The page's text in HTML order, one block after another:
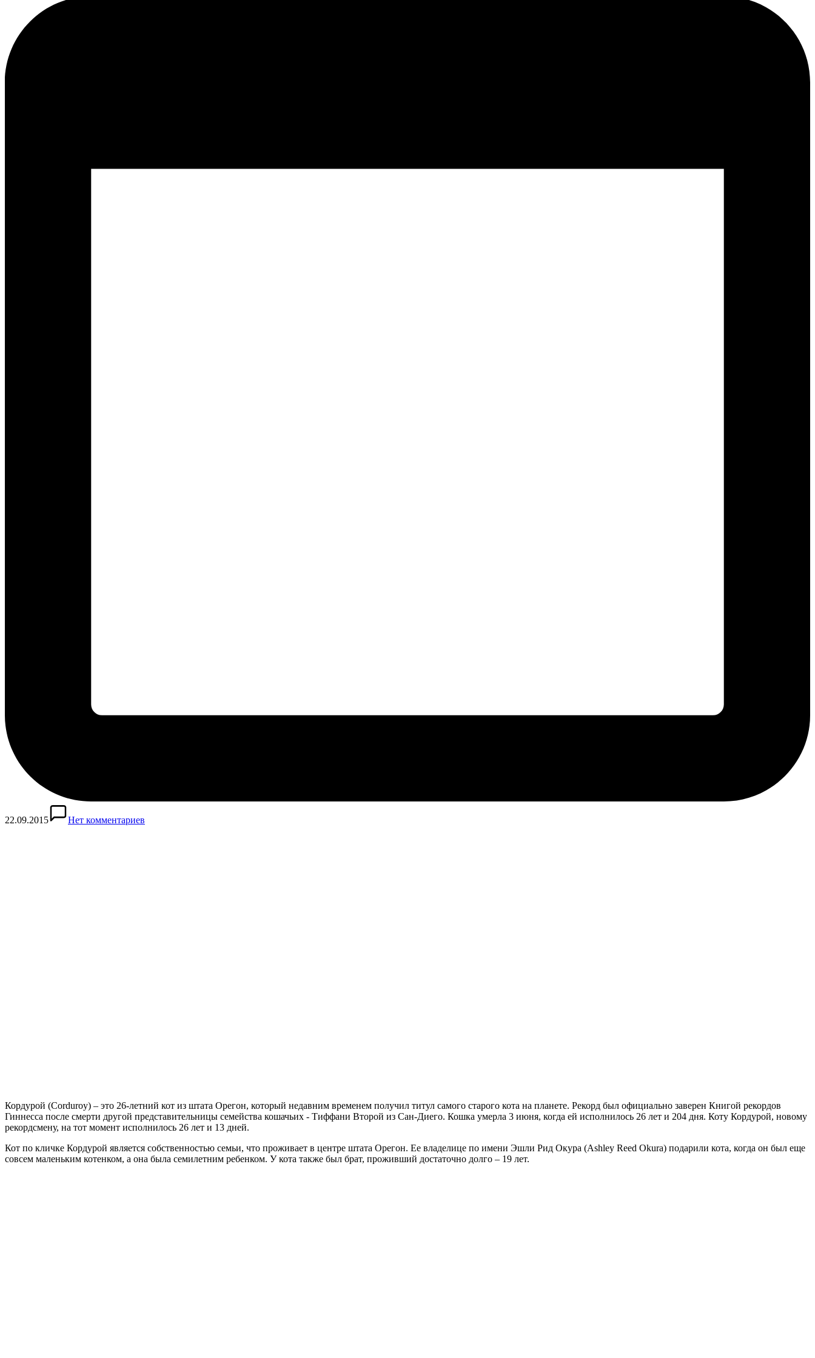
22.09.2015 Нет комментариев
Кордурой (Corduroy) – это 26-летний кот из штата Орегон, который недавним временем получил титул самого старого кота на планете. Рекорд был официально заверен Книгой рекордов
Гиннесса после смерти другой представительницы семейства кошачьих - Тиффани Второй из Сан-Диего. Кошка умерла 3 июня, когда ей исполнилось 26 лет и 204 дня. Коту Кордурой, новому
рекордсмену, на тот момент исполнилось 26 лет и 13 дней.
Кот по кличке Кордурой является собственностью семьи, что проживает в центре штата Орегон. Ее владелице по имени Эшли Рид Окура (Ashley Reed Okura) подарили кота, когда он был еще
совсем маленьким котенком, а она была семилетним ребенком. У кота также был брат, проживший достаточно долго – 19 лет.